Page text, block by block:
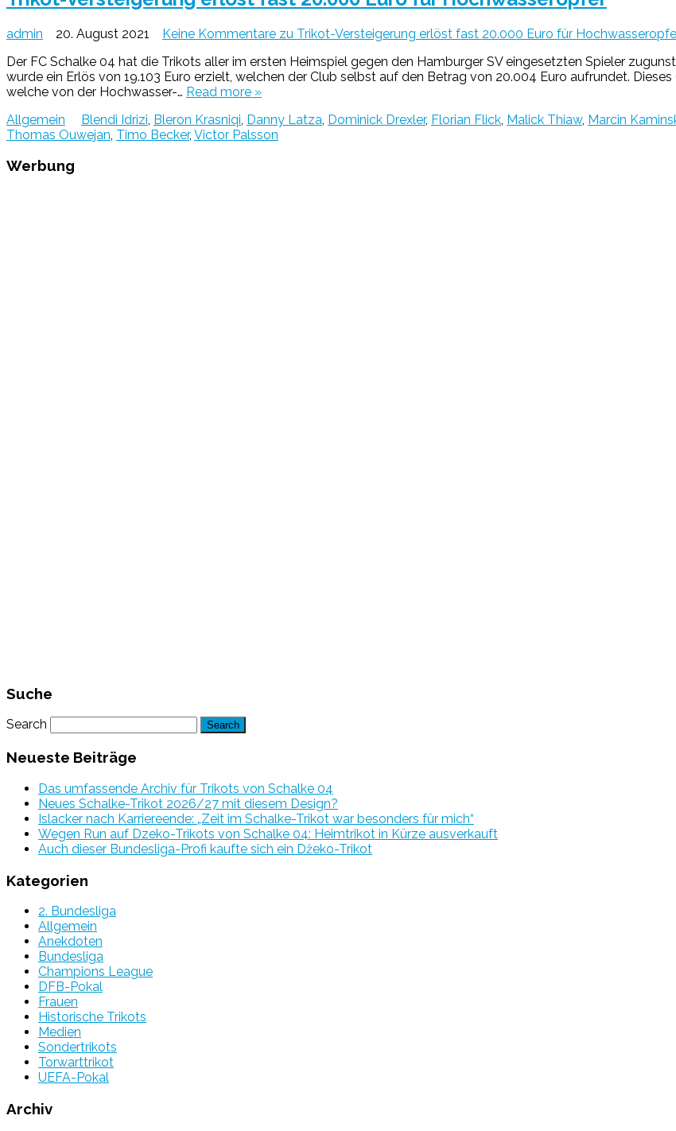
admin 20. August 2021 Keine Kommentare zu Trikot-Versteigerung erlöst fast 20.000 Euro für
Der FC Schalke 04 hat die Trikots aller im ersten Heimspiel gegen den Hamburger SV eingesetzten Spieler
wurde ein Erlös von 19.103 Euro erzielt, welchen der Club selbst auf den Betrag von 20.004 Euro aufrundet.
welche von der Hochwasser-… Read more »
Allgemein
Blendi Idrizi Bleron Krasniqi Danny Latza Dominick Drexler, Florian Flick Malick Thiaw, Marcin
Thomas Ouwejan Timo Becker, Victor Palsson
Werbung
Suche
Search
Neueste Beiträge
Das umfassende Archiv für Trikots von Schalke 04
Neues Schalke-Trikot 2026/27 mit diesem Design?
Islacker nach Karriereende: „Zeit im Schalke-Trikot war besonders für mich“
Wegen Run auf Dzeko-Trikots von Schalke 04: Heimtrikot in Kürze ausverkauft
Auch dieser Bundesliga-Profi kaufte sich ein Džeko-Trikot
Kategorien
2. Bundesliga
Allgemein
Anekdoten
Bundesliga
Champions League
DFB-Pokal
Frauen
Historische Trikots
Medien
Sondertrikots
Torwarttrikot
UEFA-Pokal
Archiv